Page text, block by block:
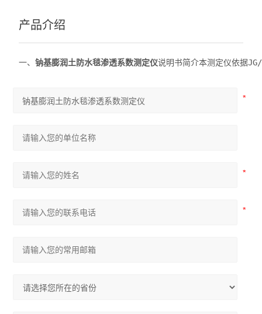
建筑工程检测仪器
查看全部 >>
产品介绍
一、钠基膨润土防水毯渗透系数测定仪说明书简介本测定仪依据